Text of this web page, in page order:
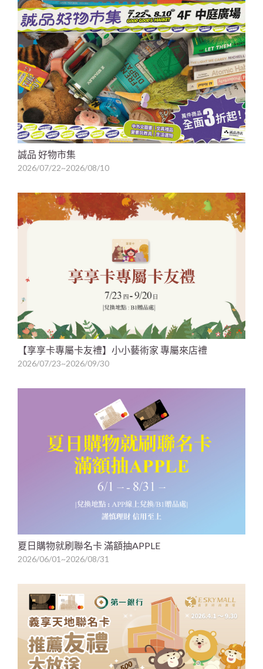
誠品 好物市集
2026/07/22~2026/08/10
【享享卡專屬卡友禮】小小藝術家 專屬來店禮
2026/07/23~2026/09/30
夏日購物就刷聯名卡 滿額抽APPLE
2026/06/01~2026/08/31